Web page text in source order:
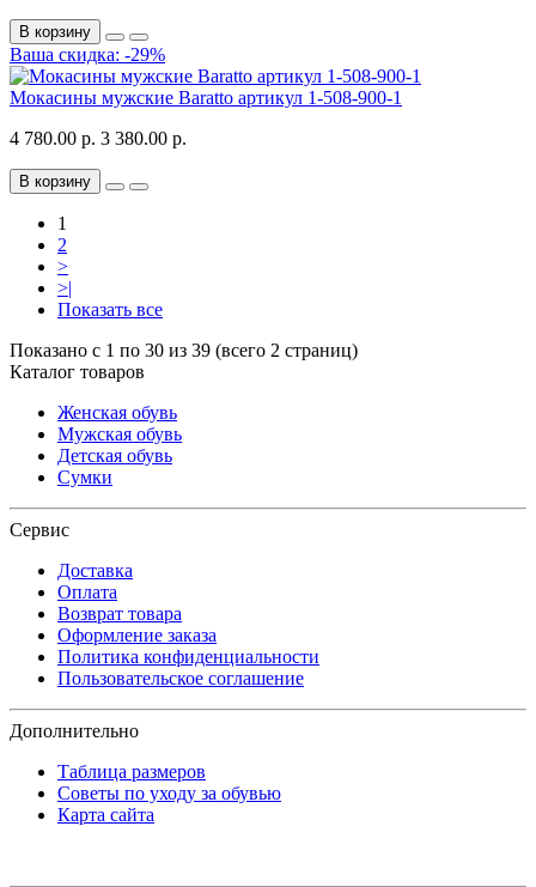
В корзину
Ваша скидка: -29%
Мокасины мужские Baratto артикул 1-508-900-1
4 780.00 р. 3 380.00 р.
В корзину
1
2
>
>|
Показать все
Показано с 1 по 30 из 39 (всего 2 страниц)
Каталог товаров
Женская обувь
Мужская обувь
Детская обувь
Сумки
Сервис
Доставка
Оплата
Возврат товара
Оформление заказа
Политика конфиденциальности
Пользовательское соглашение
Дополнительно
Таблица размеров
Советы по уходу за обувью
Карта сайта